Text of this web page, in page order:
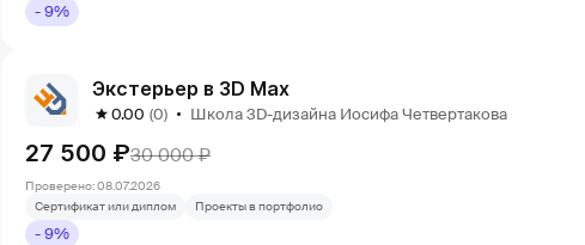
- 9%
Экстерьер в 3D Max
0.00 (0) Школа 3D-дизайна Иосифа Четвертакова
27 500 ₽30 000 ₽
Проверено: 08.07.2026
Сертификат или диплом
Проекты в портфолио
- 9%